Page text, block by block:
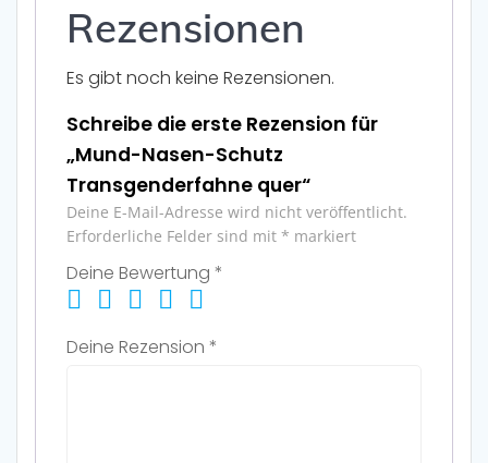
Rezensionen
Es gibt noch keine Rezensionen.
Schreibe die erste Rezension für
„Mund-Nasen-Schutz
Transgenderfahne quer“
Deine E-Mail-Adresse wird nicht veröffentlicht.
Erforderliche Felder sind mit * markiert
Deine Bewertung *
Deine Rezension *